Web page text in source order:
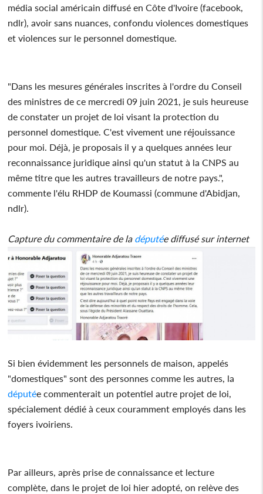
média social américain diffusé en Côte d'Ivoire (facebook,
ndlr), avoir sans nuances, confondu violences domestiques
et violences sur le personnel domestique.
"Dans les mesures générales inscrites à l'ordre du Conseil
des ministres de ce mercredi 09 juin 2021, je suis heureuse
de constater un projet de loi visant la protection du
personnel domestique. C'est vivement une réjouissance
pour moi. Déjà, je proposais il y a quelques années leur
reconnaissance juridique ainsi qu'un statut à la CNPS au
même titre que les autres travailleurs de notre pays.",
commente l'élu RHDP de Koumassi (commune d'Abidjan,
ndlr).
Capture du commentaire de la députée diffusé sur internet
Si bien évidemment les personnels de maison, appelés
"domestiques" sont des personnes comme les autres, la
députée commenterait un potentiel autre projet de loi,
spécialement dédié à ceux couramment employés dans les
foyers ivoiriens.
Par ailleurs, après prise de connaissance et lecture
complète, dans le projet de loi hier adopté, on relève des